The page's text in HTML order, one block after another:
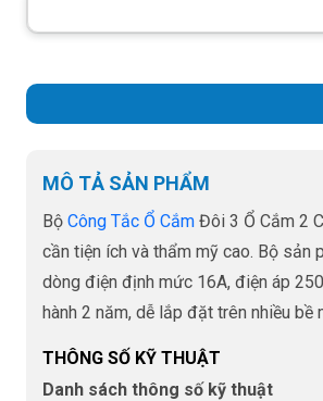
MÔ TẢ SẢN PHẨM
Bộ Công Tắc Ổ Cắm Đôi 3 Ổ Cắm 2
cần tiện ích và thẩm mỹ cao. Bộ
dòng điện định mức 16A, điện áp
hành 2 năm, dễ lắp đặt trên nhiều
THÔNG SỐ KỸ THUẬT
Danh sách thông số kỹ thuật